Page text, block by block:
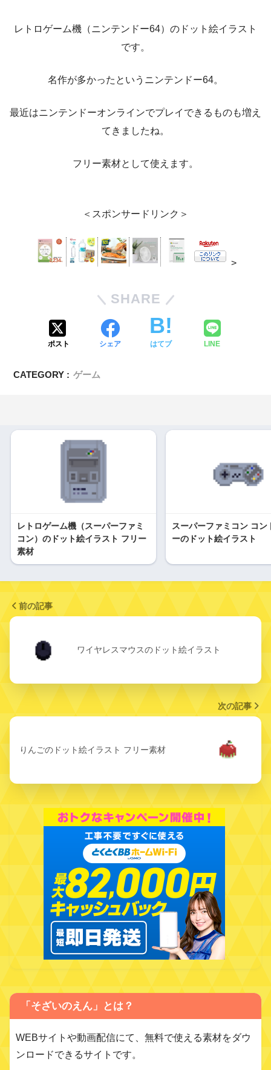
レトロゲーム機（ニンテンドー64）のドット絵イラスト
です。
名作が多かったというニンテンドー64。
最近はニンテンドーオンラインでプレイできるものも増え
てきましたね。
フリー素材として使えます。
＜スポンサードリンク＞
>
SHARE
ポスト シェア はてブ LINE
CATEGORY : ゲーム
レトロゲーム機（スーパーファミ
コン）のドット絵イラスト フリー
素材
スーパーファミコン コン
ーのドット絵イラスト
前の記事
ワイヤレスマウスのドット絵イラスト
次の記事
りんごのドット絵イラスト フリー素材
「そざいのえん」とは？
WEBサイトや動画配信にて、無料で使える素材をダウ
ンロードできるサイトです。